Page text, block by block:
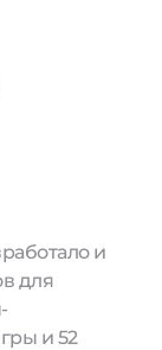
и
для
и 52